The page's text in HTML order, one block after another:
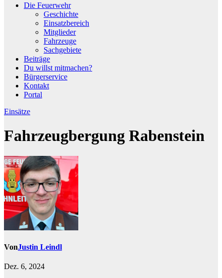
Die Feuerwehr
Geschichte
Einsatzbereich
Mitglieder
Fahrzeuge
Sachgebiete
Beiträge
Du willst mitmachen?
Bürgerservice
Kontakt
Portal
Einsätze
Fahrzeugbergung Rabenstein
VonJustin Leindl
Dez. 6, 2024